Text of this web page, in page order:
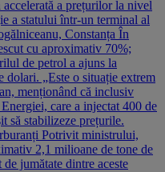
accelerată a prețurilor la nivel
a statului într-un terminal al
Constanța În
cu aproximativ 70%;
de petrol a ajuns la
„Este o situație extrem
menționând că inclusiv
care a injectat 400 de
să stabilizeze prețurile.
Potrivit ministrului,
2,1 milioane de tone de
jumătate dintre aceste